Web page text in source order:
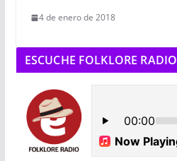
4 de enero de 2018
ESCUCHE FOLKLORE RADIO